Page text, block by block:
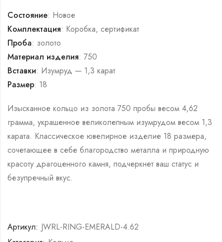
Состояние: Новое
Комплектация: Коробка, сертификат
Проба: золото
Материал изделия: 750
Вставки: Изумруд — 1,3 карат
Размер: 18
Изысканное кольцо из золота 750 пробы весом 4,62
грамма, украшенное великолепным изумрудом весом 1,3
карата. Классическое ювелирное изделие 18 размера,
сочетающее в себе благородство металла и природную
красоту драгоценного камня, подчеркнет ваш статус и
безупречный вкус.
Артикул: JWRL-RING-EMERALD-4.62